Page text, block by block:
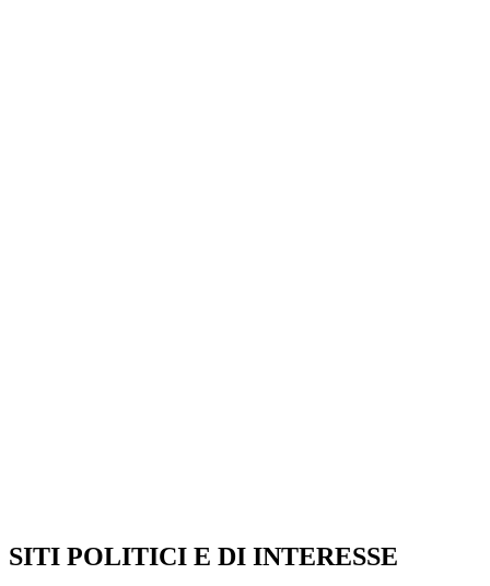
SITI POLITICI E DI INTERESSE